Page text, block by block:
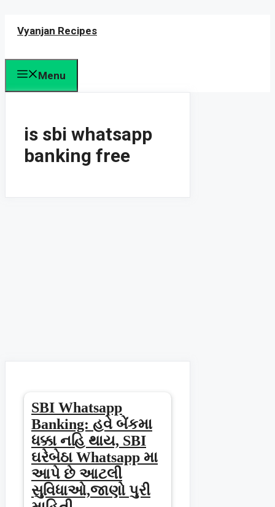
Vyanjan Recipes
Menu
is sbi whatsapp
banking free
SBI Whatsapp
Banking: હવે બેંકમા
ધક્કા નહિ થાય, SBI
ઘરેબેઠા Whatsapp મા
આપે છે આટલી
સુવિધાઓ,જાણો પુરી